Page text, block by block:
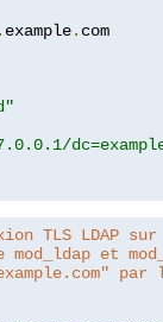
. example. com
TLS LDAP
et